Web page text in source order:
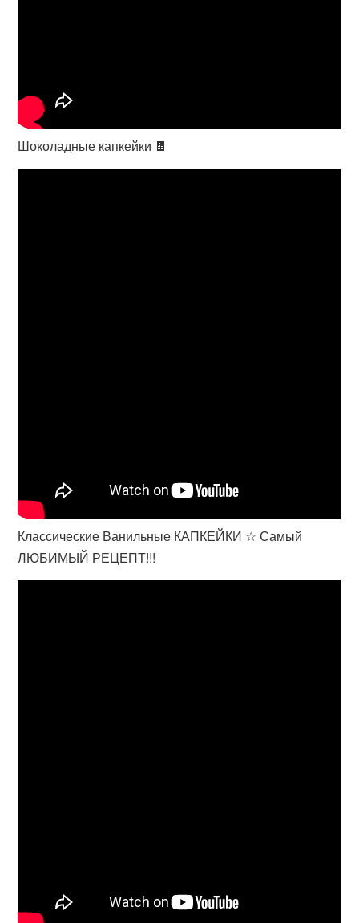
Шоколадные капкейки 🍫
Классические Ванильные КАПКЕЙКИ ☆ Самый
ЛЮБИМЫЙ РЕЦЕПТ!!!